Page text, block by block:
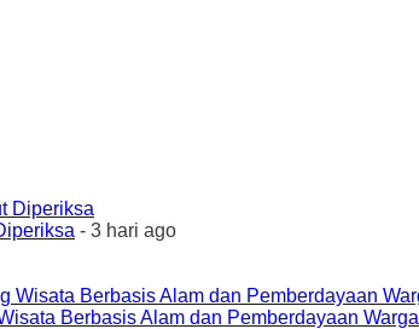
- 3 hari ago
Berbasis Alam dan Pemberdayaan Warga